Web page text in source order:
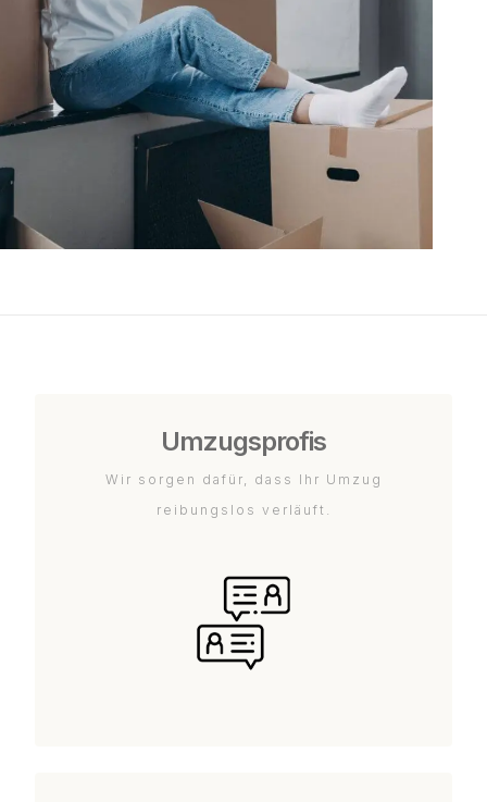
Umzugsprofis
Wir sorgen dafür, dass Ihr Umzug
reibungslos verläuft.